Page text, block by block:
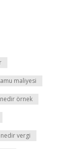
maliyesi
örnek
vergi